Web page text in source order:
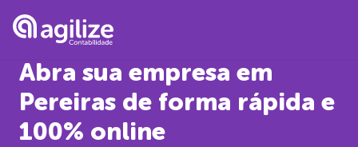
Abra sua empresa em
Pereiras de forma rápida e
100% online